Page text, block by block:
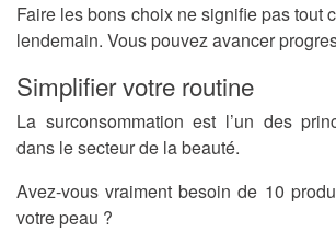
Faire les bons choix ne signifie pas tout
lendemain. Vous pouvez avancer
Simplifier votre routine
La surconsommation est l’un des
dans le secteur de la beauté.
Avez-vous vraiment besoin de 10
votre peau ?